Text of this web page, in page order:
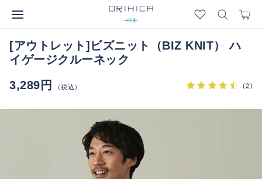
[アウトレット]ビズニット（BIZ KNIT） ハ
イゲージクルーネック
3,289円
（税込） (2)